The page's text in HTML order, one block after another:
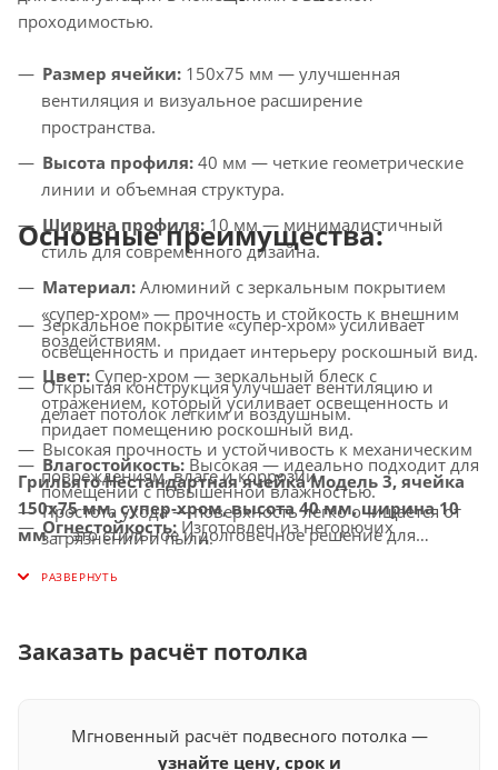
проходимостью.
Размер ячейки: 150х75 мм — улучшенная
вентиляция и визуальное расширение
пространства.
Высота профиля: 40 мм — четкие геометрические
линии и объемная структура.
Ширина профиля: 10 мм — минималистичный
стиль для современного дизайна.
Материал: Алюминий с зеркальным покрытием
«супер-хром» — прочность и стойкость к внешним
воздействиям.
Цвет: Супер-хром — зеркальный блеск с
отражением, который усиливает освещенность и
придает помещению роскошный вид.
Влагостойкость: Высокая — идеально подходит для
помещений с повышенной влажностью.
Огнестойкость: Изготовлен из негорючих
материалов, соответствует современным стандартам
безопасности.
световой эффект, гармонично сочетается с LED-
светильниками и другими осветительными
Основные преимущества:
Зеркальное покрытие «супер-хром» усиливает
освещенность и придает интерьеру роскошный вид.
Открытая конструкция улучшает вентиляцию и
делает потолок легким и воздушным.
Высокая прочность и устойчивость к механическим
повреждениям, влаге и коррозии.
Простота ухода — поверхность легко очищается от
загрязнений и пыли.
Универсальное применение — идеально подходит
Грильято Нестандартная ячейка Модель 3, ячейка
150х75 мм, супер-хром, высота 40 мм, ширина 10
мм— это стильное и долговечное решение для
которое придаст вашему интерьеру современный и
Заказать расчёт потолка
Мгновенный расчёт подвесного потолка —
узнайте цену, срок и